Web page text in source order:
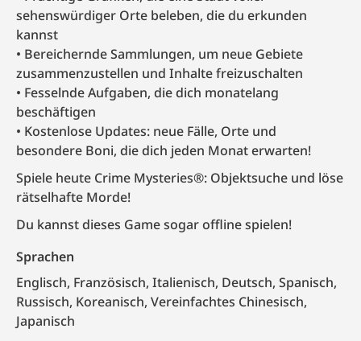
sehenswürdiger Orte beleben, die du erkunden
kannst
Bereichernde Sammlungen, um neue Gebiete
zusammenzustellen und Inhalte freizuschalten
Fesselnde Aufgaben, die dich monatelang
beschäftigen
Kostenlose Updates: neue Fälle, Orte und
besondere Boni, die dich jeden Monat erwarten!
Spiele heute Crime Mysteries®: Objektsuche und löse
rätselhafte Morde!
Du kannst dieses Game sogar offline spielen!
Sprachen
Englisch, Französisch, Italienisch, Deutsch, Spanisch,
Russisch, Koreanisch, Vereinfachtes Chinesisch,
Japanisch